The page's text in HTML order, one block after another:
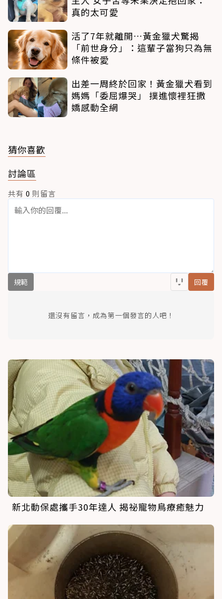
真的太可愛
活了7年就離開…黃金獵犬驚揭
「前世身分」：這輩子當狗只為無
條件被愛
出差一周終於回家！黃金獵犬看到
媽媽「委屈爆哭」 撲進懷裡狂撒
嬌感動全網
猜你喜歡
討論區
共有 0 則留言
規範 回覆
還沒有留言，成為第一個發言的人吧！
新北動保處攜手30年達人 揭祕寵物鳥療癒魅力